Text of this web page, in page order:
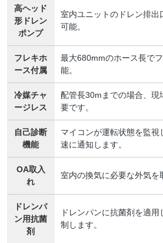
高ヘッド
形ドレン
ポンプ
室内ユニットのドレン排出
可能。
フレキホ
ース付属
最大680mmのホース長で
能。
冷媒チャ
ージレス
配管長30mまでの場合、現
要です。
自己診断
機能
マイコンが運転状態を監視
速に通知します。
OA取入
れ
室内の換気に必要な外気を
ドレンパ
ン用抗菌
剤
ドレンパンに抗菌剤を適
制します。